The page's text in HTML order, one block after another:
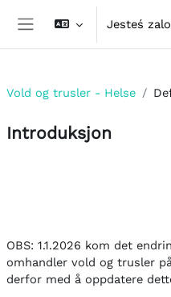
Przejdź do głównej zawartości
Panel boczny
Jesteś
Vold og trusler - Helse
Introduksjon
OBS: 1.1.2026 kom det
omhandler vold og trusler
derfor med å oppdatere